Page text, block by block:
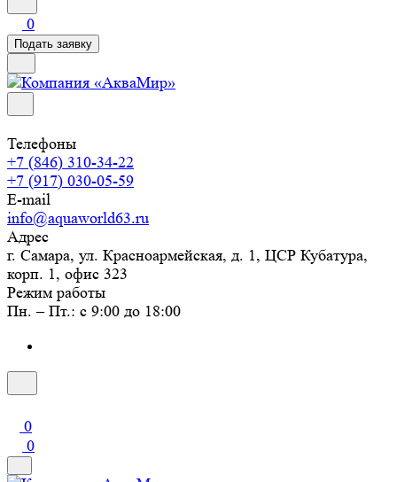
0
Подать заявку
Телефоны
+7 (846) 310-34-22
+7 (917) 030-05-59
E-mail
info@aquaworld63.ru
Адрес
г. Самара, ул. Красноармейская, д. 1, ЦСР Кубатура,
корп. 1, офис 323
Режим работы
Пн. – Пт.: с 9:00 до 18:00
0
0